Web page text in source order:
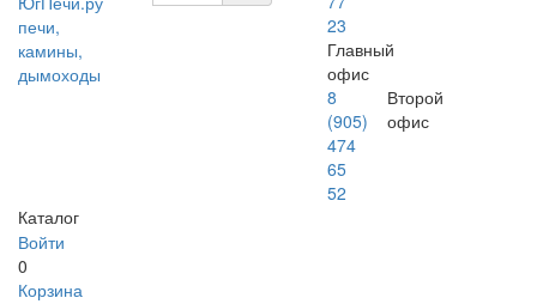
печи,
камины,
дымоходы
23
Главный
офис
8
(905)
474
65
52
Второй
офис
Каталог
Войти
0
Корзина